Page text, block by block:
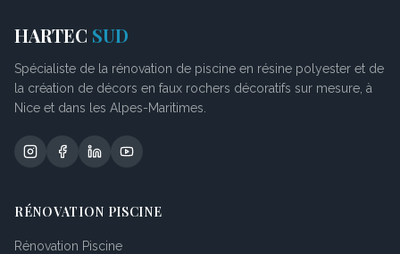
HARTEC SUD
Spécialiste de la rénovation de piscine en résine polyester et de
la création de décors en faux rochers décoratifs sur mesure, à
Nice et dans les Alpes-Maritimes.
RÉNOVATION PISCINE
Rénovation Piscine